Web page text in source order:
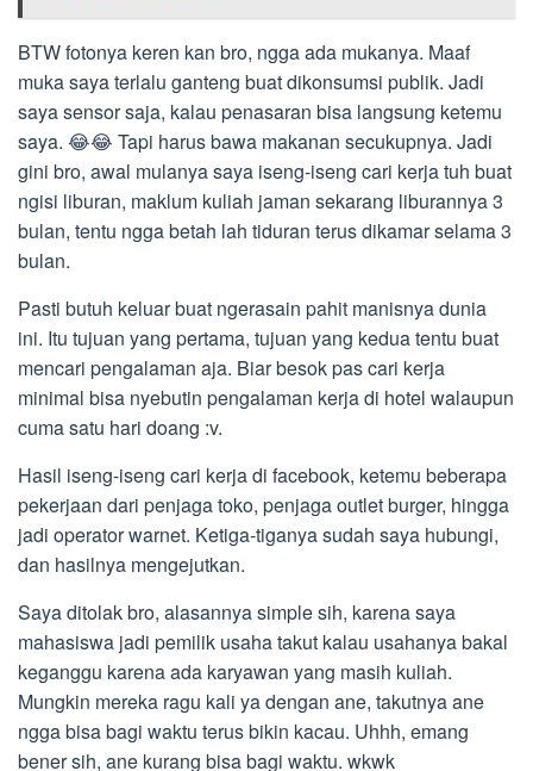
BTW fotonya keren kan bro, ngga ada mukanya. Maaf
muka saya terlalu ganteng buat dikonsumsi publik. Jadi
saya sensor saja, kalau penasaran bisa langsung ketemu
saya. 😂😂 Tapi harus bawa makanan secukupnya. Jadi
gini bro, awal mulanya saya iseng-iseng cari kerja tuh buat
ngisi liburan, maklum kuliah jaman sekarang liburannya 3
bulan, tentu ngga betah lah tiduran terus dikamar selama 3
bulan.
Pasti butuh keluar buat ngerasain pahit manisnya dunia
ini. Itu tujuan yang pertama, tujuan yang kedua tentu buat
mencari pengalaman aja. Biar besok pas cari kerja
minimal bisa nyebutin pengalaman kerja di hotel walaupun
cuma satu hari doang :v.
Hasil iseng-iseng cari kerja di facebook, ketemu beberapa
pekerjaan dari penjaga toko, penjaga outlet burger, hingga
jadi operator warnet. Ketiga-tiganya sudah saya hubungi,
dan hasilnya mengejutkan.
Saya ditolak bro, alasannya simple sih, karena saya
mahasiswa jadi pemilik usaha takut kalau usahanya bakal
keganggu karena ada karyawan yang masih kuliah.
Mungkin mereka ragu kali ya dengan ane, takutnya ane
ngga bisa bagi waktu terus bikin kacau. Uhhh, emang
bener sih, ane kurang bisa bagi waktu. wkwk